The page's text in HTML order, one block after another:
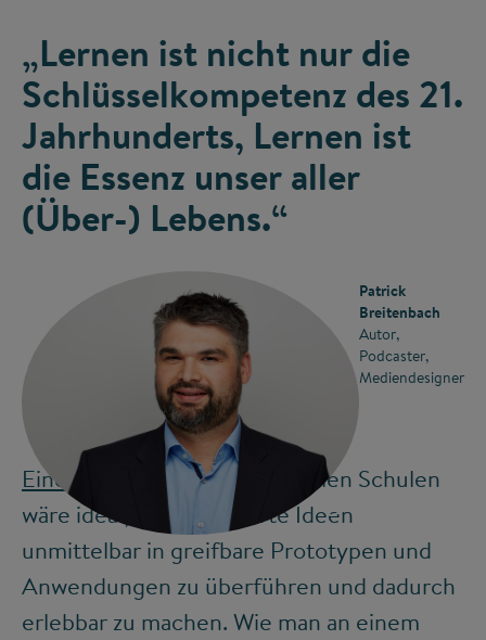
„Lernen ist nicht nur die
Schlüsselkompetenz des 21.
Jahrhunderts, Lernen ist
die Essenz unser aller
(Über-) Lebens.“
©
Patrick
Breitenbach
Autor,
Podcaster,
Mediendesigner
Eine „Maker-Bewegung“
in allen Schulen
wäre ideal, um formulierte Ideen
unmittelbar in greifbare Prototypen und
Anwendungen zu überführen und dadurch
erlebbar zu machen. Wie man an einem